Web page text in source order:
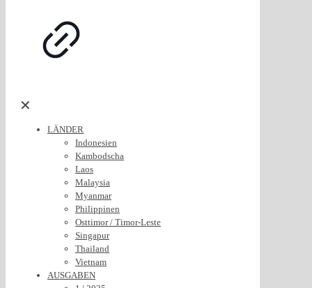
✕
LÄNDER
Indonesien
Kambodscha
Laos
Malaysia
Myanmar
Philippinen
Osttimor / Timor-Leste
Singapur
Thailand
Vietnam
AUSGABEN